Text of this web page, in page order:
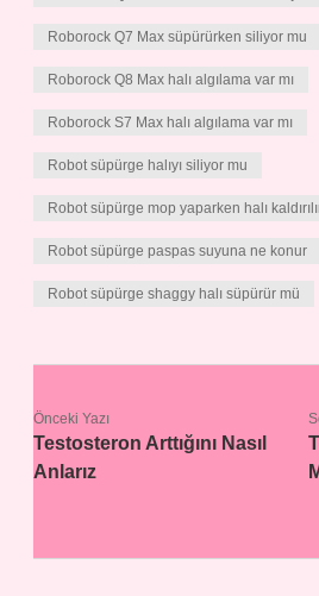
Roborock Q7 Max süpürürken siliyor mu
Roborock Q8 Max halı algılama var mı
Roborock S7 Max halı algılama var mı
Robot süpürge halıyı siliyor mu
Robot süpürge mop yaparken halı
Robot süpürge paspas suyuna ne konur
Robot süpürge shaggy halı süpürür mü
Önceki Yazı
Testosteron Arttığını Nasıl
Anlarız